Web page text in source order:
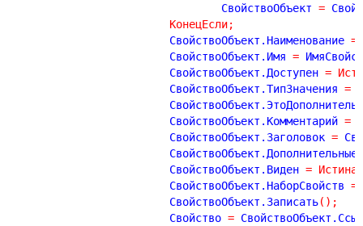
				СвойствоОбъект
=
КонецЕсли;
			СвойствоОбъект.Наименование
=
			СвойствоОбъект.Имя
=
			СвойствоОбъект.Доступен
=
			СвойствоОбъект.ТипЗначения
=
			СвойствоОбъект.Комментарий
=
			СвойствоОбъект.Заголовок
=
			СвойствоОбъект.Виден
= Истина
			СвойствоОбъект.НаборСвойств
=
			СвойствоОбъект.Записать
( ) ;
			Свойство
=